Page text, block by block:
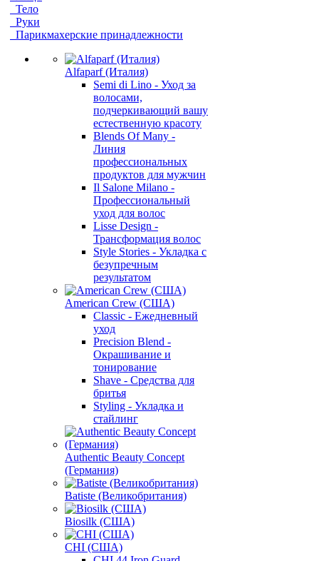
Тело
Руки
Парикмахерские принадлежности
Alfaparf (Италия)
Semi di Lino - Уход за
волосами,
подчеркивающий вашу
естественную красоту
Blends Of Many -
Линия
профессиональных
продуктов для мужчин
Il Salone Milano -
Профессиональный
уход для волос
Lisse Design -
Трансформация волос
Style Stories - Укладка с
безупречным
результатом
American Crew (США)
Classic - Ежедневный
уход
Precision Blend -
Окрашивание и
тонирование
Shave - Средства для
бритья
Styling - Укладка и
стайлинг
Authentic Beauty Concept
(Германия)
Batiste (Великобритания)
Biosilk (США)
CHI (США)